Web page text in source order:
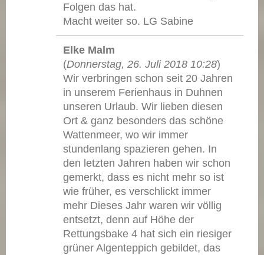
Folgen das hat.
Macht weiter so. LG Sabine
Elke Malm
(Donnerstag, 26. Juli 2018 10:28)
Wir verbringen schon seit 20 Jahren
in unserem Ferienhaus in Duhnen
unseren Urlaub. Wir lieben diesen
Ort & ganz besonders das schöne
Wattenmeer, wo wir immer
stundenlang spazieren gehen. In
den letzten Jahren haben wir schon
gemerkt, dass es nicht mehr so ist
wie früher, es verschlickt immer
mehr Dieses Jahr waren wir völlig
entsetzt, denn auf Höhe der
Rettungsbake 4 hat sich ein riesiger
grüner Algenteppich gebildet, das